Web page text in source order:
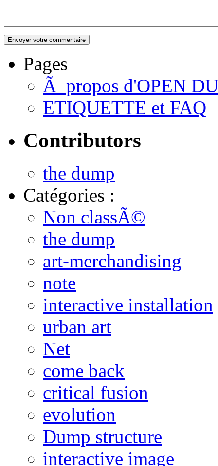
Pages
Ã propos d'OPEN
ETIQUETTE et FAQ
Contributors
the dump
Catégories :
Non classÃ©
the dump
art-merchandising
note
interactive installation
urban art
Net
come back
critical fusion
evolution
Dump structure
interactive image